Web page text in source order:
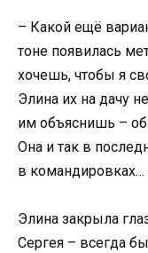
– Какой ещё
тоне появилась
хочешь, чтобы я
Элина их на дачу
им объяснишь –
Она и так в
в командировках…
Элина закрыла
Сергея – всегда